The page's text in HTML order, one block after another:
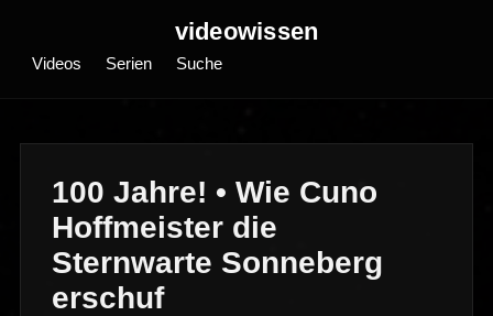
videowissen
Videos Serien Suche
100 Jahre! • Wie Cuno
Hoffmeister die
Sternwarte Sonneberg
erschuf